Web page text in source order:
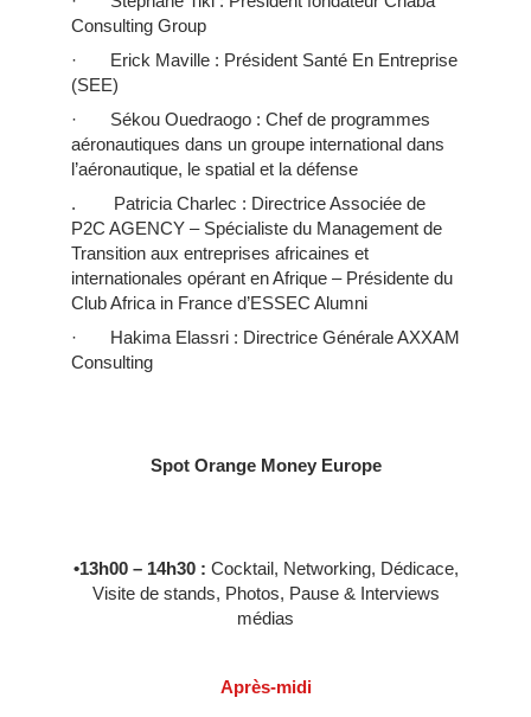
Consulting Group
· Erick Maville : Président Santé En Entreprise
(SEE)
· Sékou Ouedraogo : Chef de programmes
aéronautiques dans un groupe international dans
l’aéronautique, le spatial et la défense
. Patricia Charlec : Directrice Associée de
P2C AGENCY – Spécialiste du Management de
Transition aux entreprises africaines et
internationales opérant en Afrique – Présidente du
Club Africa in France d’ESSEC Alumni
· Hakima Elassri : Directrice Générale AXXAM
Consulting
Spot Orange Money Europe
•13h00 – 14h30 : Cocktail, Networking, Dédicace,
Visite de stands, Photos, Pause & Interviews
médias
Après-midi